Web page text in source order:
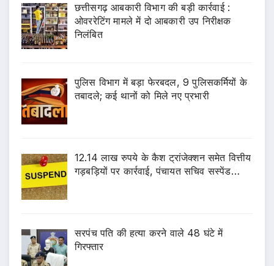
छत्तीसगढ़ आबकारी विभाग की बड़ी कार्रवाई :
ओवररेटिंग मामले में दो आबकारी उप निरीक्षक
निलंबित
पुलिस विभाग में बड़ा फेरबदल, 9 पुलिसकर्मियों के
तबादले; कई थानों को मिले नए प्रभारी
12.14 लाख रुपये के कैश ट्रांजेक्शन समेत वित्तीय
गड़बड़ियों पर कार्रवाई, पंचायत सचिव सस्पेंड…
सरपंच पति की हत्या करने वाले 48 घंटे में
गिरफ्तार